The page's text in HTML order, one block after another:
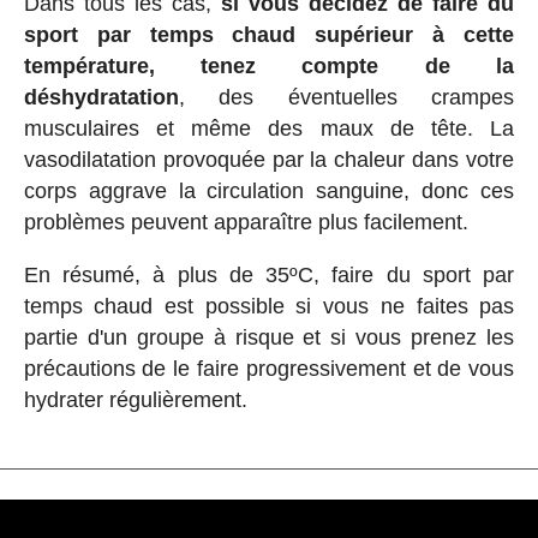
sport par temps chaud supérieur à cette
température, tenez compte de la
déshydratation, des éventuelles crampes
musculaires et même des maux de tête. La
vasodilatation provoquée par la chaleur dans votre
corps aggrave la circulation sanguine, donc ces
problèmes peuvent apparaître plus facilement.
En résumé, à plus de 35ºC, faire du sport par
temps chaud est possible si vous ne faites pas
partie d'un groupe à risque et si vous prenez les
précautions de le faire progressivement et de vous
hydrater régulièrement.